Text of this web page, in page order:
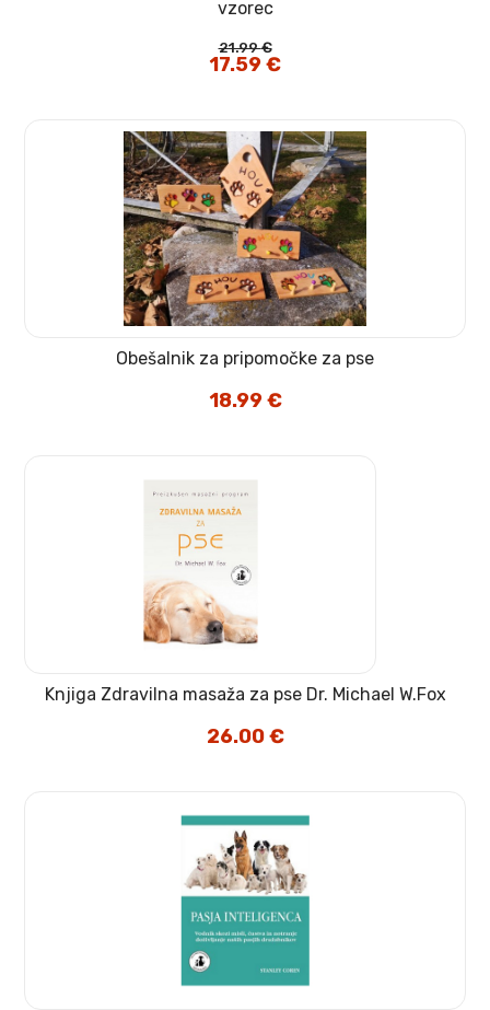
vzorec
21.99€
Izvirna
cena
17.59€Trenutna
cena
Obešalnik za pripomočke za pse
18.99€
Knjiga Zdravilna masaža za pse Dr. Michael W.Fox
26.00€